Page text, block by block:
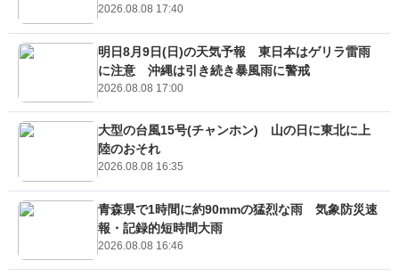
2026.08.08 17:40
明日8月9日(日)の天気予報 東日本はゲリラ雷雨
に注意 沖縄は引き続き暴風雨に警戒
2026.08.08 17:00
大型の台風15号(チャンホン) 山の日に東北に上
陸のおそれ
2026.08.08 16:35
青森県で1時間に約90mmの猛烈な雨 気象防災速
報・記録的短時間大雨
2026.08.08 16:46